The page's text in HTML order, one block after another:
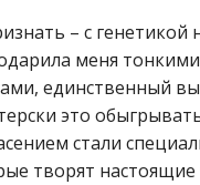
– с генетикой
меня
единственный
это
стали
творят настоящие